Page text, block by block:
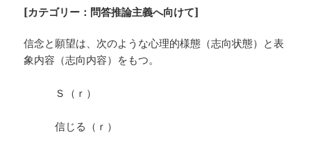
[カテゴリー：問答推論主義へ向けて]
信念と願望は、次のような心理的様態（志向状態）と表
象内容（志向内容）をもつ。
Ｓ（ｒ）
信じる（ｒ）